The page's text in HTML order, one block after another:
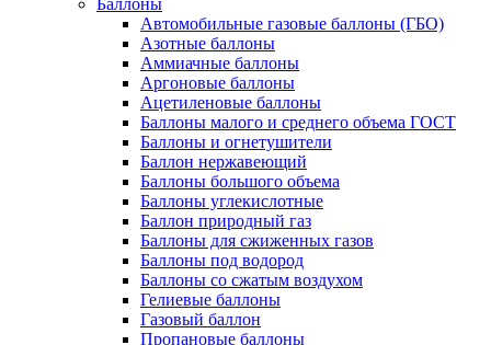
Баллоны
Автомобильные газовые баллоны (ГБО)
Азотные баллоны
Аммиачные баллоны
Аргоновые баллоны
Ацетиленовые баллоны
Баллоны малого и среднего объема ГОСТ
Баллоны и огнетушители
Баллон нержавеющий
Баллоны большого объема
Баллоны углекислотные
Баллон природный газ
Баллоны для сжиженных газов
Баллоны под водород
Баллоны со сжатым воздухом
Гелиевые баллоны
Газовый баллон
Пропановые баллоны